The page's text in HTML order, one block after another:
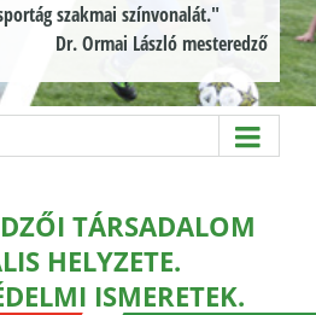
szakmai színvonalát."
Dr. Ormai László mesteredző
TÁRSADALOM
HELYZETE.
ISMERETEK.